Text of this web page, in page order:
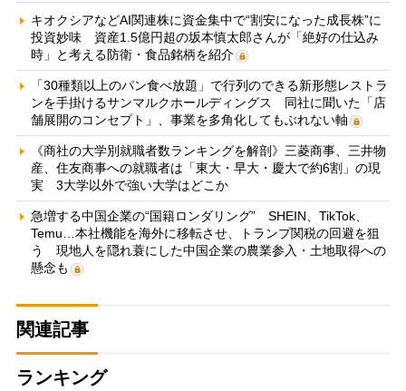
キオクシアなどAI関連株に資金集中で“割安になった成長株”に
投資妙味 資産1.5億円超の坂本慎太郎さんが「絶好の仕込み
時」と考える防衛・食品銘柄を紹介
「30種類以上のパン食べ放題」で行列のできる新形態レストラ
ンを手掛けるサンマルクホールディングス 同社に聞いた「店
舗展開のコンセプト」、事業を多角化してもぶれない軸
《商社の大学別就職者数ランキングを解剖》三菱商事、三井物
産、住友商事への就職者は「東大・早大・慶大で約6割」の現
実 3大学以外で強い大学はどこか
急増する中国企業の“国籍ロンダリング” SHEIN、TikTok、
Temu…本社機能を海外に移転させ、トランプ関税の回避を狙
う 現地人を隠れ蓑にした中国企業の農業参入・土地取得への
懸念も
関連記事
ランキング